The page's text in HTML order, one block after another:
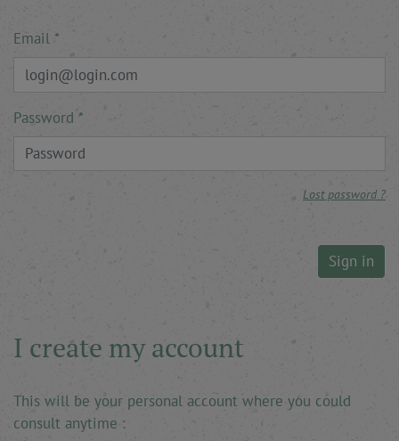
Email
Password
Lost password ?
Sign in
I create my account
This will be your personal account where you could
consult anytime :